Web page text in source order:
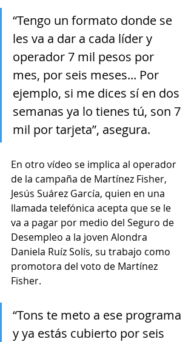
“Tengo un formato donde se
les va a dar a cada líder y
operador 7 mil pesos por
mes, por seis meses... Por
ejemplo, si me dices sí en dos
semanas ya lo tienes tú, son 7
mil por tarjeta”, asegura.
En otro vídeo se implica al operador
de la campaña de Martínez Fisher,
Jesús Suárez García, quien en una
llamada telefónica acepta que se le
va a pagar por medio del Seguro de
Desempleo a la joven Alondra
Daniela Ruíz Solís, su trabajo como
promotora del voto de Martínez
Fisher.
“Tons te meto a ese programa
y ya estás cubierto por seis